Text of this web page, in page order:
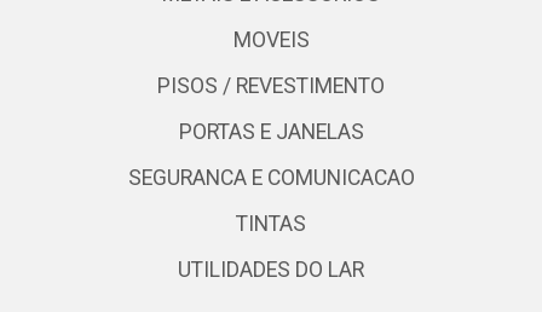
MOVEIS
PISOS / REVESTIMENTO
PORTAS E JANELAS
SEGURANCA E COMUNICACAO
TINTAS
UTILIDADES DO LAR